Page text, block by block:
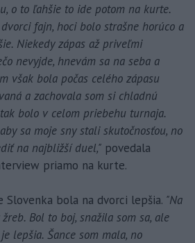
o to ľahšie to ide potom na kurte.
fajn, hoci bolo strašne horúco a
Niekedy zápas až priveľmi
nevyjde, hnevám sa na seba a
však bola počas celého zápasu
a zachovala som si chladnú
bolo v celom priebehu turnaja.
sa moje sny stali skutočnosťou, no
na najbližší duel," povedala
priamo na kurte.
bola na dvorci lepšia. "Na
Bol to boj, snažila som sa, ale
lepšia. Šance som mala, no